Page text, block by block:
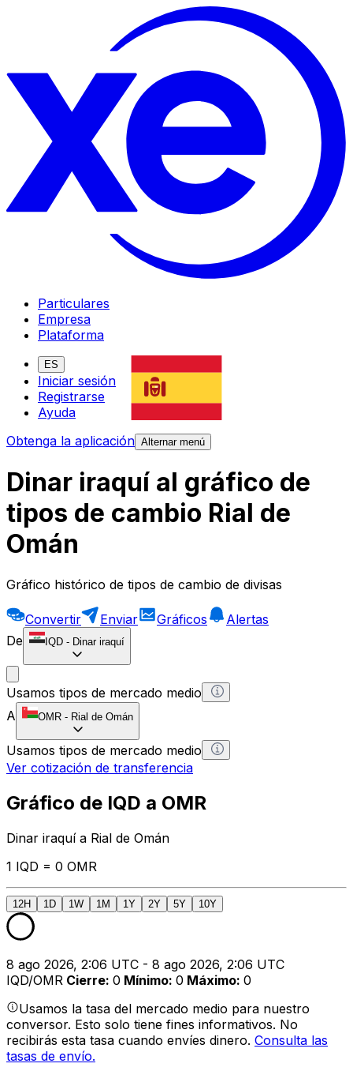
Particulares
Empresa
Plataforma
ES
Iniciar sesión
Registrarse
Ayuda
Obtenga la aplicación Alternar menú
Dinar iraquí al gráfico de
tipos de cambio Rial de
Omán
Gráfico histórico de tipos de cambio de divisas
Convertir Enviar Gráficos
Alertas
De
IQD - Dinar iraquí
Usamos tipos de mercado medio
A
OMR - Rial de Omán
Usamos tipos de mercado medio
Ver cotización de transferencia
Gráfico de IQD a OMR
Dinar iraquí a Rial de Omán
1 IQD = 0 OMR
12H 1D 1W 1M 1Y 2Y 5Y 10Y
8 ago 2026, 2:06 UTC - 8 ago 2026, 2:06 UTC
IQD/OMR Cierre: 0 Mínimo: 0 Máximo: 0
Usamos la tasa del mercado medio para nuestro
conversor. Esto solo tiene fines informativos. No
recibirás esta tasa cuando envíes dinero. Consulta las
tasas de envío.